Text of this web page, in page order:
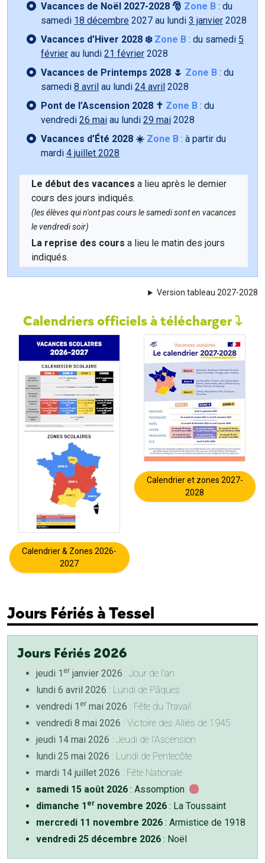
Vacances de Noël 2027-2028 🎅 Zone B : du
samedi 18 décembre 2027 au lundi 3 janvier 2028
Vacances d’Hiver 2028 ❄️ Zone B : du samedi 5
février au lundi 21 février 2028
Vacances de Printemps 2028 🌷 Zone B : du
samedi 8 avril au lundi 24 avril 2028
Pont de l’Ascension 2028 ✝️ Zone B : du
vendredi 26 mai au lundi 29 mai 2028
Vacances d’Été 2028 ☀️ Zone B : à partir du
mardi 4 juillet 2028
Le début des vacances a lieu après le dernier
cours des jours indiqués.
(les élèves qui n'ont pas cours le samedi sont en vacances
le vendredi soir)
La reprise des cours a lieu le matin des jours
indiqués.
Version tableau 2027-2028
Calendriers officiels à télécharger
Calendrier & Zones 2026-
2027
Calendrier et zones 2027-
2028
Jours Fériés à Tessel
Jours Fériés 2026
jeudi 1 er janvier 2026 : Jour de l'an
lundi 6 avril 2026 : Lundi de Pâques
vendredi 1 er mai 2026 : Fête du Travail
vendredi 8 mai 2026 : Victoire des Alliés de 1945
jeudi 14 mai 2026 : Jeudi de l'Ascension
lundi 25 mai 2026 : Lundi de Pentecôte
mardi 14 juillet 2026 : Fête Nationale
samedi 15 août 2026 : Assomption
dimanche 1 er novembre 2026 : La Toussaint
mercredi 11 novembre 2026 : Armistice de 1918
vendredi 25 décembre 2026 : Noël